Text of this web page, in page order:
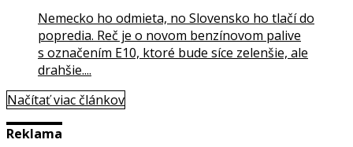
Nemecko ho odmieta, no Slovensko ho tlačí do
popredia. Reč je o novom benzínovom palive
s označením E10, ktoré bude síce zelenšie, ale
drahšie....
Načítať viac článkov
Reklama